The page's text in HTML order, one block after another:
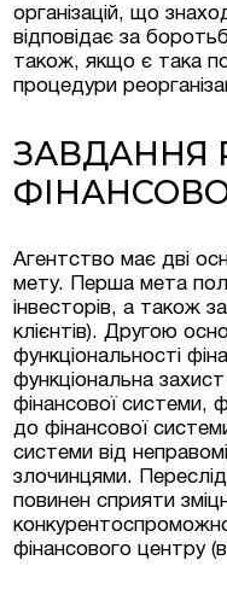
організацій, що
відповідає за
також, якщо є така
процедури
ЗАВДАННЯ
Агентство має дві
мету. Перша мета
інвесторів, а також
клієнтів). Другою
функціональності
функціональна
фінансової системи,
до фінансової
системи від
злочинцями.
повинен сприяти
фінансового центру